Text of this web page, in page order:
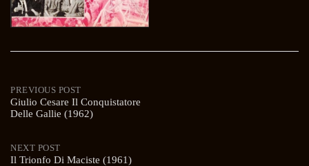
Post
navigation
PREVIOUS POST
Giulio Cesare Il Conquistatore
Delle Gallie (1962)
NEXT POST
Il Trionfo Di Maciste (1961)